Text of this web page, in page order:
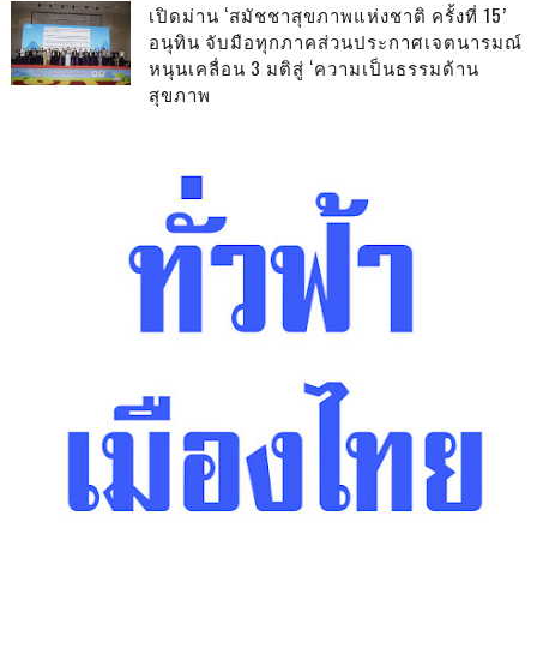
เปิดม่าน ‘สมัชชาสุขภาพแห่งชาติ ครั้งที่ 15’
อนุทิน จับมือทุกภาคส่วนประกาศเจตนารมณ์
หนุนเคลื่อน 3 มติสู่ ‘ความเป็นธรรมด้าน
สุขภาพ